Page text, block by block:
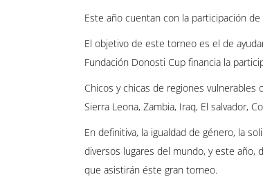
Este año cuentan con la participación
El objetivo de este torneo es el de
Fundación Donosti Cup financia la
Chicos y chicas de regiones
Sierra Leona, Zambia, Iraq, El salvador,
En definitiva, la igualdad de género, la
diversos lugares del mundo, y este año,
que asistirán éste gran torneo.